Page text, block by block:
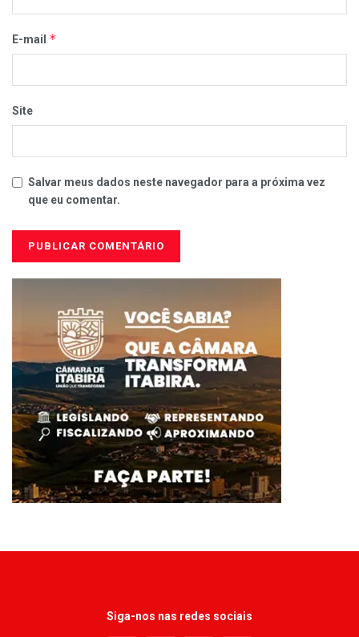
E-mail *
Site
Salvar meus dados neste navegador para a próxima vez
que eu comentar.
Siga-nos nas redes sociais